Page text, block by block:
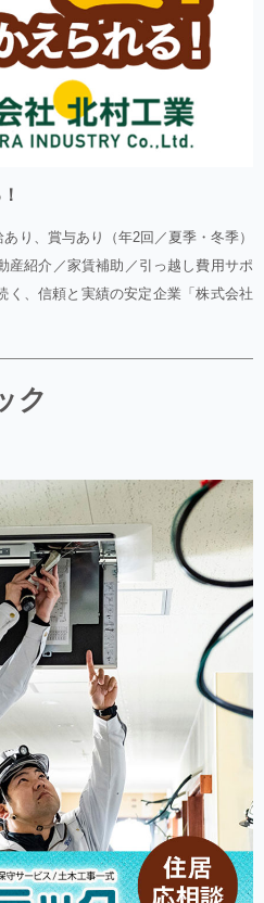
り、賞与あり（年2回／夏季・冬季）
紹介／家賃補助／引っ越し費用サポ
く、信頼と実績の安定企業「株式会社
ク